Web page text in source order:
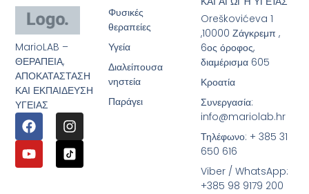
MarioLAB –
ΘΕΡΑΠΕΙΑ,
ΑΠΟΚΑΤΑΣΤΑΣΗ
ΚΑΙ ΕΚΠΑΙΔΕΥΣΗ
ΥΓΕΙΑΣ
Φυσικές
θεραπείες
Υγεία
Διαλείπουσα
νηστεία
Παράγει
Oreškovićeva 1
,10000 Ζάγκρεμπ ,
6ος όροφος,
διαμέρισμα 605
Κροατία
Συνεργασία:
info@mariolab.hr
Τηλέφωνο: + 385 31
650 616
Viber / WhatsApp:
+385 98 9179 200